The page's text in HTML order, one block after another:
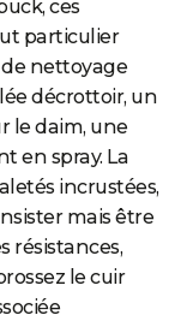
ces
particulier
nettoyage
décrottoir, un
le daim, une
en spray. La
incrustées,
mais être
résistances,
le cuir